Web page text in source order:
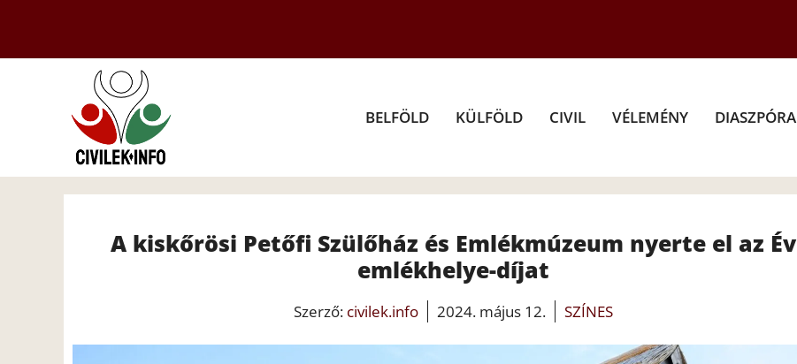
tartalomba
BELFÖLD KÜLFÖLD CIVIL VÉLEMÉNY DIASZPÓRA
A kiskőrösi Petőfi Szülőház és Emlékmúzeum nyerte el az Év
emlékhelye-díjat
Szerző: civilek.info 2024. május 12. SZÍNES